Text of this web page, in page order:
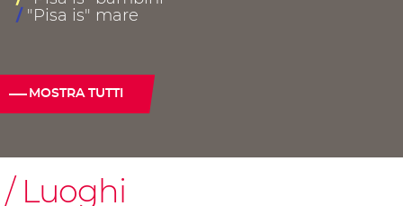
/"Pisa is" mare
MOSTRA TUTTI
Luoghi